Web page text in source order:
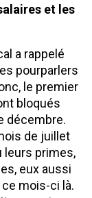
et les
a rappelé
pourparlers
le premier
bloqués
décembre.
de juillet
leurs primes,
eux aussi
mois-ci là.